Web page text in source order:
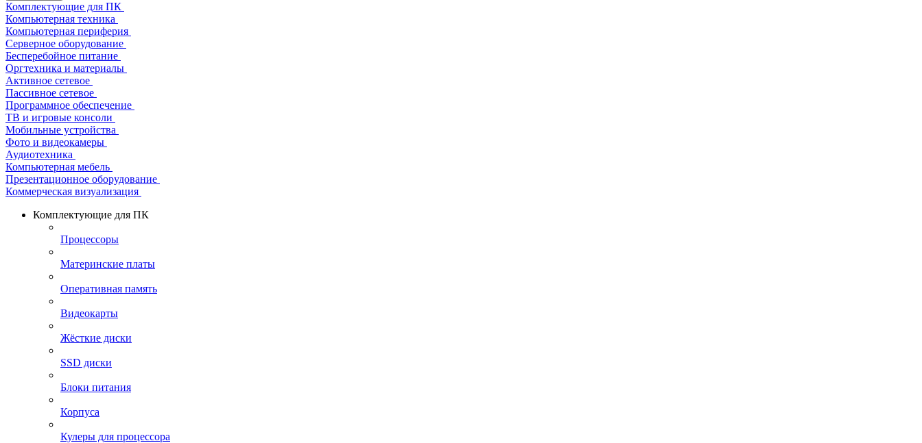
Комплектующие для ПК
Компьютерная техника
Компьютерная периферия
Серверное оборудование
Бесперебойное питание
Оргтехника и материалы
Активное сетевое
Пассивное сетевое
Программное обеспечение
ТВ и игровые консоли
Мобильные устройства
Фото и видеокамеры
Аудиотехника
Компьютерная мебель
Презентационное оборудование
Коммерческая визуализация
Комплектующие для ПК
Процессоры
Материнские платы
Оперативная память
Видеокарты
Жёсткие диски
SSD диски
Блоки питания
Корпуса
Кулеры для процессора